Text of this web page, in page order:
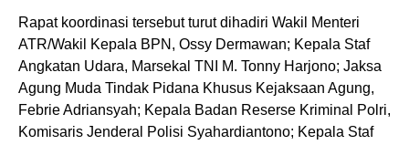
Rapat koordinasi tersebut turut dihadiri Wakil Menteri
ATR/Wakil Kepala BPN, Ossy Dermawan; Kepala Staf
Angkatan Udara, Marsekal TNI M. Tonny Harjono; Jaksa
Agung Muda Tindak Pidana Khusus Kejaksaan Agung,
Febrie Adriansyah; Kepala Badan Reserse Kriminal Polri,
Komisaris Jenderal Polisi Syahardiantono; Kepala Staf